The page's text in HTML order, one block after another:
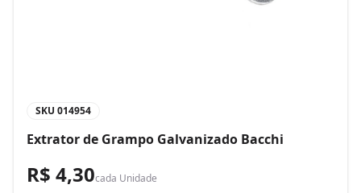
SKU 014954
Extrator de Grampo Galvanizado Bacchi
R$ 4,30cada Unidade